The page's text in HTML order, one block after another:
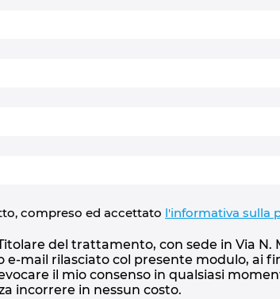
compreso ed accettato l'informativa sulla
del trattamento, con sede in Via
e-mail rilasciato col presente modulo, ai
il mio consenso in qualsiasi
incorrere in nessun costo.